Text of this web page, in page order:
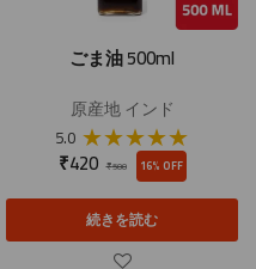
ごま油 500ml
原産地インド
5.0 ★★★★★
₹500
₹420 16% OFF
続きを読む